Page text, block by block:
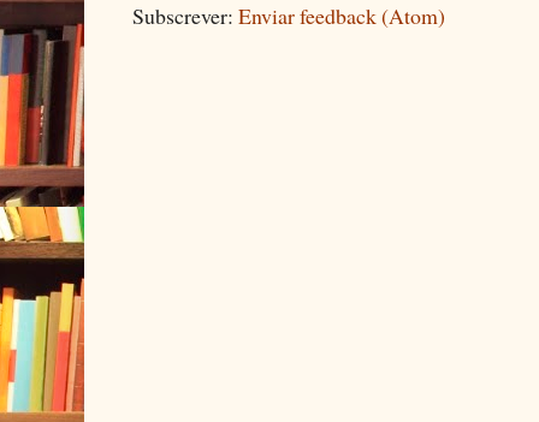
Subscrever: Enviar feedback (Atom)